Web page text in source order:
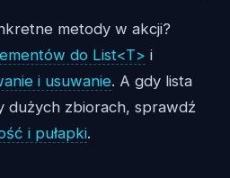
metody w akcji?
do List<T> i
i usuwanie. A gdy lista
dużych zbiorach, sprawdź
i pułapki.